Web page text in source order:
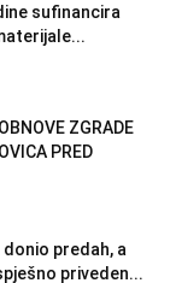
sufinancira
ZGRADE
PRED
predah, a
priveden...